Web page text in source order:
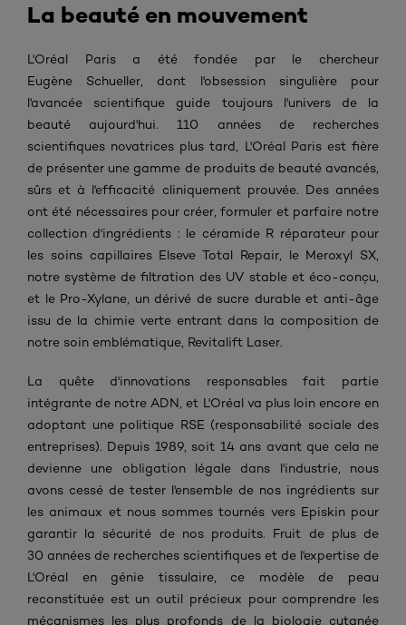
La beauté en mouvement
L'Oréal Paris a été fondée par le chercheur
Eugène Schueller, dont l'obsession singulière pour
l'avancée scientifique guide toujours l'univers de la
beauté aujourd'hui. 110 années de recherches
scientifiques novatrices plus tard,
L'Oréal Paris est fière
de présenter une gamme de produits de beauté avancés,
sûrs et à l'efficacité cliniquement prouvée. Des années
ont été nécessaires pour créer, formuler et parfaire notre
collection d'ingrédients : le céramide R réparateur pour
les soins capillaires Elseve Total Repair, le Meroxyl SX,
notre système de filtration des UV stable et éco-conçu,
et le Pro-Xylane , un dérivé de sucre durable et anti-âge
issu de la chimie verte entrant dans la composition de
notre soin emblématique, Revitalift Laser.
La quête d'innovations responsables fait partie
intégrante de notre ADN, et L'Oréal va plus loin encore en
adoptant une politique RSE (responsabilité sociale des
entreprises). Depuis 1989, soit 14 ans avant que cela ne
devienne une obligation légale dans l'industrie, nous
avons cessé de tester l'ensemble de nos ingrédients sur
les animaux et nous sommes tournés vers Episkin pour
garantir la sécurité de nos produits.
Fruit de plus de
30 années de recherches scientifiques et de l'expertise de
L'Oréal en génie tissulaire,
ce modèle de peau
reconstituée est un outil précieux pourcomprendre les
mécanismes les plus profonds de la biologie cutanée